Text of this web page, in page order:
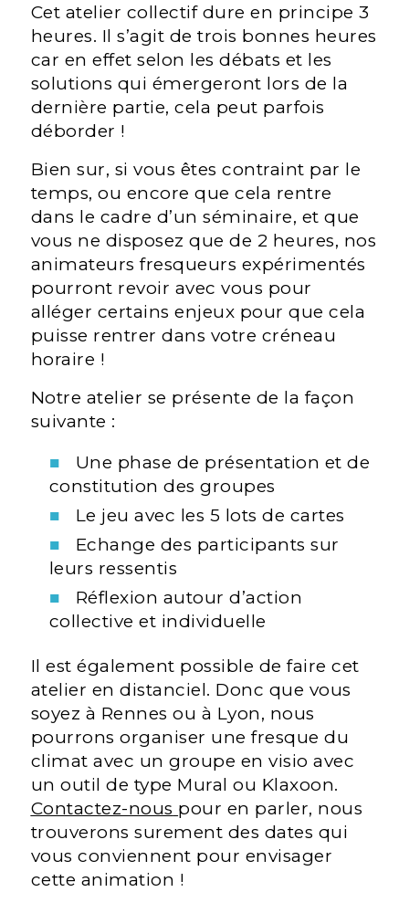
Cet atelier collectif dure en principe 3
heures. Il s’agit de trois bonnes heures
car en effet selon les débats et les
solutions qui émergeront lors de la
dernière partie, cela peut parfois
déborder !
Bien sur, si vous êtes contraint par le
temps, ou encore que cela rentre
dans le cadre d’un séminaire, et que
vous ne disposez que de 2 heures, nos
animateurs fresqueurs expérimentés
pourront revoir avec vous pour
alléger certains enjeux pour que cela
puisse rentrer dans votre créneau
horaire !
Notre atelier se présente de la façon
suivante :
Une phase de présentation et de
constitution des groupes
Le jeu avec les 5 lots de cartes
Echange des participants sur
leurs ressentis
Réflexion autour d’action
collective et individuelle
Il est également possible de faire cet
atelier en distanciel. Donc que vous
soyez à Rennes ou à Lyon, nous
pourrons organiser une fresque du
climat avec un groupe en visio avec
un outil de type Mural ou Klaxoon.
Contactez-nous pour en parler, nous
trouverons surement des dates qui
vous conviennent pour envisager
cette animation !